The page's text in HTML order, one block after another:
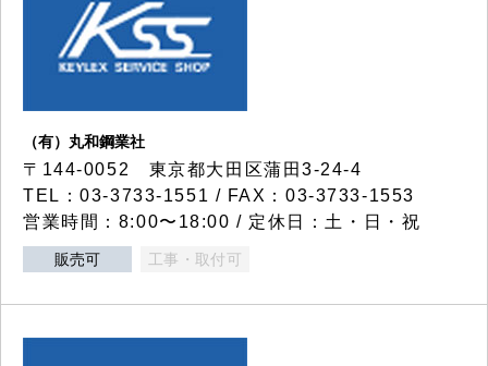
（有）丸和鋼業社
〒144-0052 東京都大田区蒲田3-24-4
TEL：03-3733-1551 / FAX：03-3733-1553
営業時間：8:00〜18:00 / 定休日：土・日・祝
販売可 工事・取付可